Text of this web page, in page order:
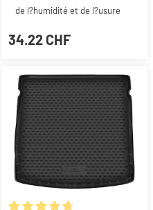
de l?humidité et de l?usure
34.22 CHF